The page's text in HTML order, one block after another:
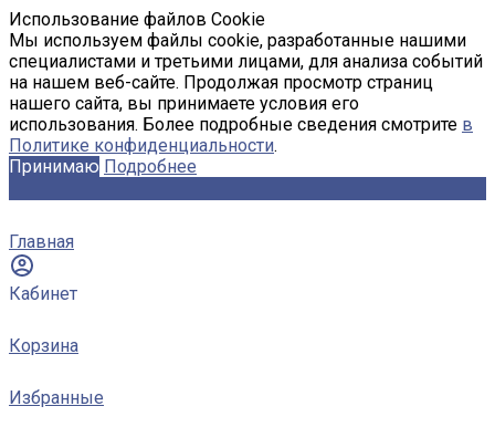
Использование файлов Cookie
Мы используем файлы cookie, разработанные нашими
специалистами и третьими лицами, для анализа событий
на нашем веб-сайте. Продолжая просмотр страниц
нашего сайта, вы принимаете условия его
использования. Более подробные сведения смотрите в
Политике конфиденциальности.
Принимаю Подробнее
Главная
Кабинет
Корзина
Избранные